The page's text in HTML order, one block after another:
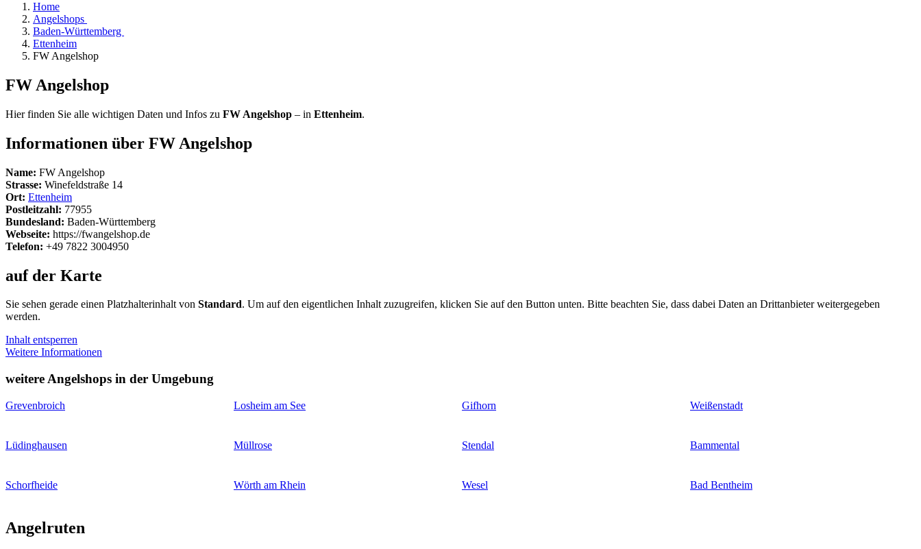
Home
Angelshops
Baden-Württemberg
Ettenheim
FW Angelshop
FW Angelshop
Hier finden Sie alle wichtigen Daten und Infos zu FW Angelshop – in Ettenheim.
Informationen über FW Angelshop
Name: FW Angelshop
Strasse: Winefeldstraße 14
Ort: Ettenheim
Postleitzahl: 77955
Bundesland: Baden-Württemberg
Webseite: https://fwangelshop.de
Telefon: +49 7822 3004950
auf der Karte
Sie sehen gerade einen Platzhalterinhalt von Standard. Um auf den eigentlichen Inhalt zuzugreifen, klicken Sie auf den Button unten. Bitte beachten Sie, dass dabei Daten an Drittanbieter weitergegeben
werden.
Inhalt entsperren
Weitere Informationen
weitere Angelshops in der Umgebung
Grevenbroich Losheim am See Gifhorn Weißenstadt
Lüdinghausen Müllrose Stendal Bammental
Schorfheide Wörth am Rhein Wesel Bad Bentheim
Angelruten